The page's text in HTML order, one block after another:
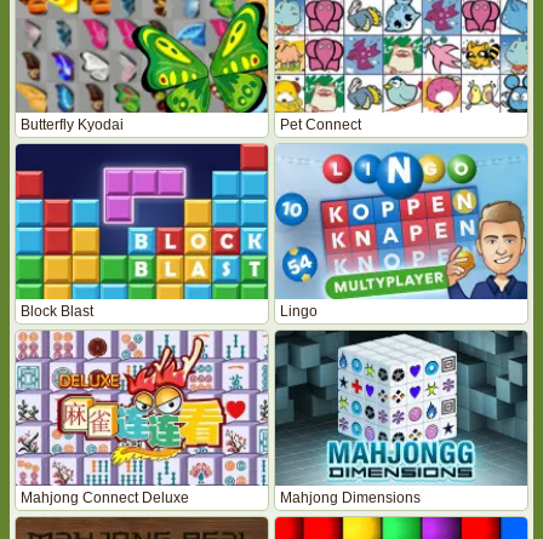
Butterfly Kyodai Pet Connect
Block Blast Lingo
Mahjong Connect Deluxe Mahjong Dimensions